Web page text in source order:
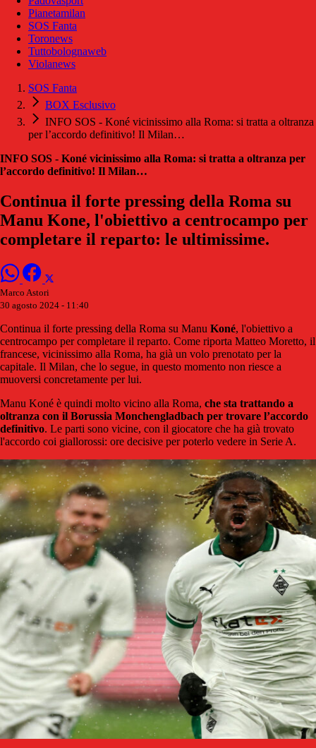
Pianetamilan
SOS Fanta
Toronews
Tuttobolognaweb
Violanews
SOS Fanta
BOX Esclusivo
INFO SOS - Koné vicinissimo alla Roma: si tratta a oltranza
per l’accordo definitivo! Il Milan…
INFO SOS - Koné vicinissimo alla Roma: si tratta a oltranza per
l’accordo definitivo! Il Milan…
Continua il forte pressing della Roma su
Manu Kone, l'obiettivo a centrocampo per
completare il reparto: le ultimissime.
Marco Astori
30 agosto 2024 - 11:40
Continua il forte pressing della Roma su Manu Koné, l'obiettivo a
centrocampo per completare il reparto. Come riporta Matteo Moretto, il
francese, vicinissimo alla Roma, ha già un volo prenotato per la
capitale. Il Milan, che lo segue, in questo momento non riesce a
muoversi concretamente per lui.
Manu Koné è quindi molto vicino alla Roma, che sta trattando a
oltranza con il Borussia Monchengladbach per trovare l’accordo
definitivo. Le parti sono vicine, con il giocatore che ha già trovato
l'accordo coi giallorossi: ore decisive per poterlo vedere in Serie A.